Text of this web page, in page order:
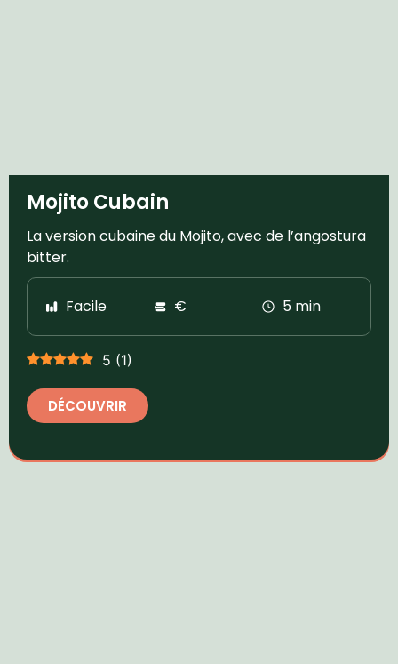
Mojito Cubain
La version cubaine du Mojito, avec de l’angostura
bitter.
Facile € 5 min
5 (1)
DÉCOUVRIR